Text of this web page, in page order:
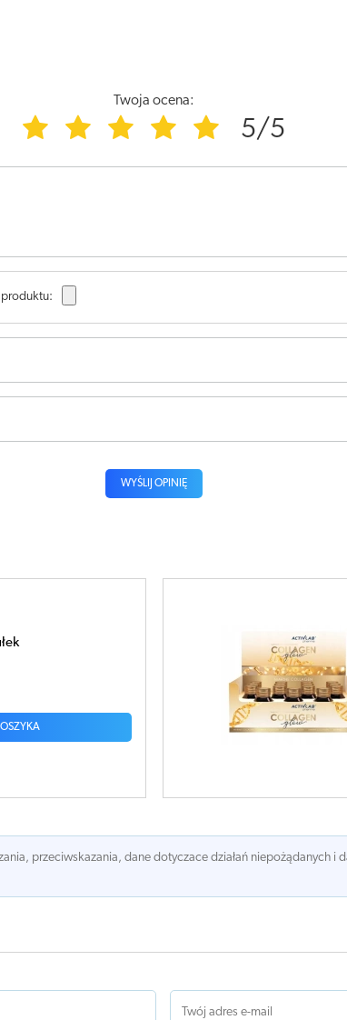
Twoja ocena:
5/5
produktu:
WYŚLIJ OPINIĘ
Glow 30ml x 15 sztuk
przeciwskazania, dane dotyczace działań niepożądanych